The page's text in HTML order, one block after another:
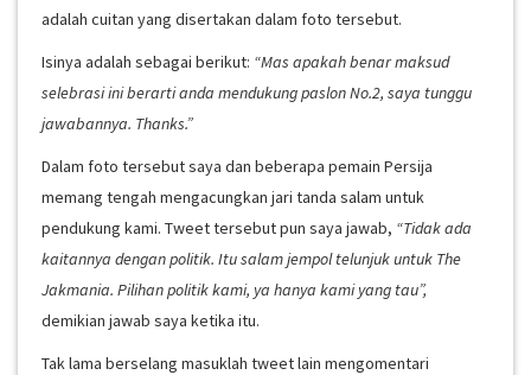
adalah cuitan yang disertakan dalam foto tersebut.
Isinya adalah sebagai berikut: “Mas apakah benar maksud
selebrasi ini berarti anda mendukung paslon No.2, saya tunggu
jawabannya. Thanks.”
Dalam foto tersebut saya dan beberapa pemain Persija
memang tengah mengacungkan jari tanda salam untuk
pendukung kami. Tweet tersebut pun saya jawab, “Tidak ada
kaitannya dengan politik. Itu salam jempol telunjuk untuk The
Jakmania. Pilihan politik kami, ya hanya kami yang tau”,
demikian jawab saya ketika itu.
Tak lama berselang masuklah tweet lain mengomentari